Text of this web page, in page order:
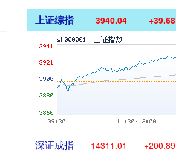
上证综指 3940.04 +39.68
深证成指 14311.01 +200.89